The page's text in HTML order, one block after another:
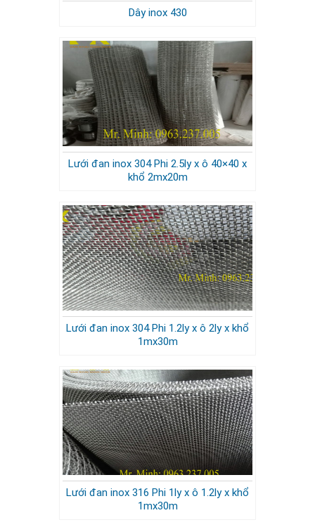
Dây inox 430
Lưới đan inox 304 Phi 2.5ly x ô 40×40 x
khổ 2mx20m
Lưới đan inox 304 Phi 1.2ly x ô 2ly x khổ
1mx30m
Lưới đan inox 316 Phi 1ly x ô 1.2ly x khổ
1mx30m